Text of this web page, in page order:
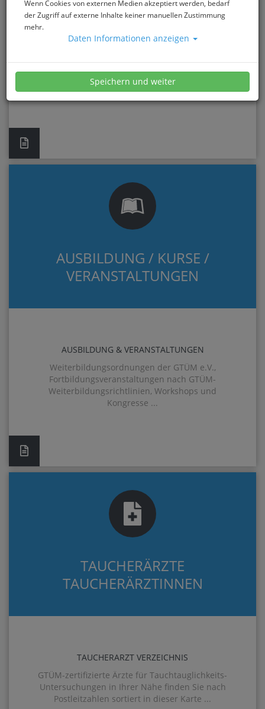
DAN-Hotline Deutschland und Österreich /
international, Schiffahrtsmedizinisches Institut
der Marine, Hotline des VDST ...
AUSBILDUNG / KURSE /
VERANSTALTUNGEN
AUSBILDUNG & VERANSTALTUNGEN
Weiterbildungsordnungen der GTÜM e.V.,
Fortbildungsveranstaltungen nach GTÜM-
Weiterbildungsrichtlinien, Workshops und
Kongresse ...
TAUCHERÄRZTE
TAUCHERÄRZTINNEN
TAUCHERARZT VERZEICHNIS
GTÜM-zertifizierte Ärzte für Tauchtauglichkeits-
Untersuchungen in Ihrer Nähe finden Sie nach
Postleitzahlen sortiert in dieser Karte ...
Wenn Cookies von externen Medien akzeptiert werden, bedarf
der Zugriff auf externe Inhalte keiner manuellen Zustimmung
mehr.
Daten Informationen anzeigen
Speichern und weiter